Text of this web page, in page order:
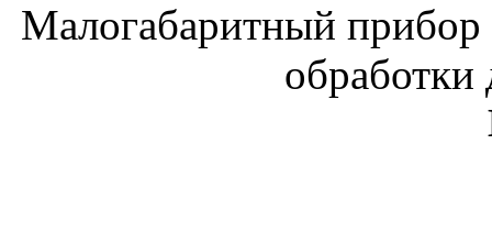
Малогабаритный прибор